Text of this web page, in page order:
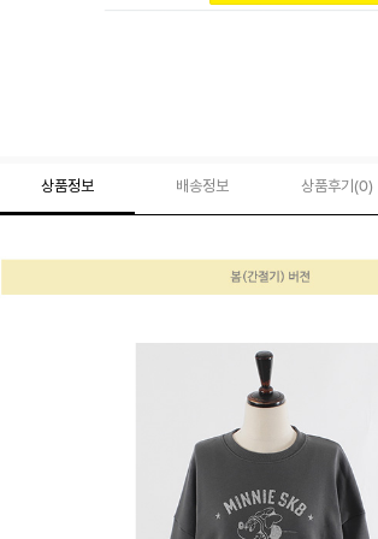
상품정보 배송정보 상품후기(0)